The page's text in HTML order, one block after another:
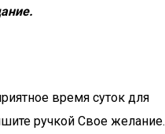
время суток для
ручкой Свое желание.